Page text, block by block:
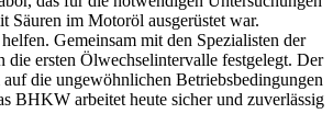
Säuren im Motoröl ausgerüstet war.
Gemeinsam mit den Spezialisten der
die ersten Ölwechselintervalle festgelegt. Der
die ungewöhnlichen Betriebsbedingungen
BHKW arbeitet heute sicher und zuverlässig